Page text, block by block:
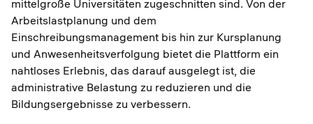
mittelgroße Universitäten zugeschnitten sind. Von der
Arbeitslastplanung und dem
Einschreibungsmanagement bis hin zur Kursplanung
und Anwesenheitsverfolgung bietet die Plattform ein
nahtloses Erlebnis, das darauf ausgelegt ist, die
administrative Belastung zu reduzieren und die
Bildungsergebnisse zu verbessern.